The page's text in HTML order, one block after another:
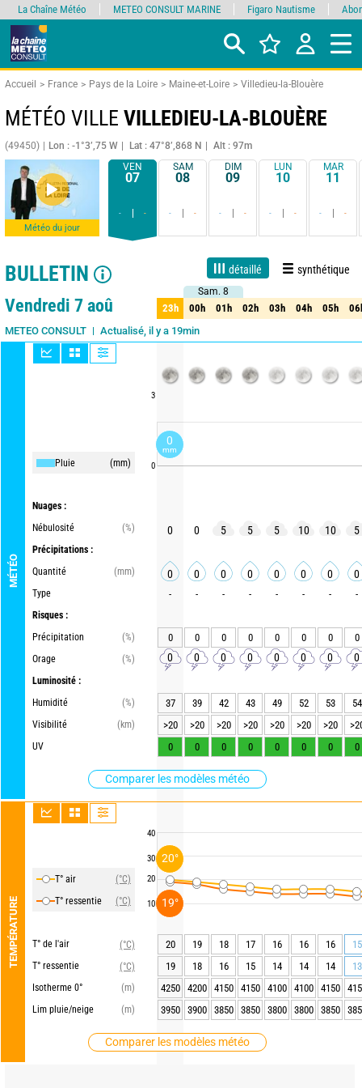
Accueil France Pays de la Loire Maine-et-Loire Villedieu-la-Blouère
MÉTÉO VILLE VILLEDIEU-LA-BLOUÈRE
(49450) Lon : -1°3’,75 W Lat : 47°8’,868 N Alt : 97m
Météo du jour
VEN
07
- -
SAM
08
- -
DIM
09
- -
LUN
10
- -
MAR
11
- -
BULLETIN détaillé synthétique
Live 1 jour 3 jours 15 jours Fiabilité 90%
Vendredi 7 aoû
METEO CONSULT Actualisé, il y a 19min
MÉTÉO
Pluie (mm)
Nuages :
Nébulosité
(%)
Précipitations :
Quantité
(mm)
Type
Risques :
Précipitation
(%)
Orage
(%)
Luminosité :
Humidité
(%)
Visibilité
(km)
UV
Comparer les modèles météo
TEMPÉRATURE
T° air
(°C)
T° ressentie
(°C)
T° de l'air
(°C)
T° ressentie
(°C)
Isotherme 0°
(m)
Lim pluie/neige
(m)
Comparer les modèles météo
3
0
40
30
20
10
Sam. 8
23h 00h 01h 02h 03h 04h 05h
Sam. 8
23h 00h 01h 02h 03h 04h 05h
0 0 5 5 5 10 10 5
0 0 0 0 0 0 0 0
- - - - - - - -
0 0 0 0 0 0 0 0
0 0 0 0 0 0 0 0
37 39 42 43 49 52 53
54
>20
>20 >20 >20 >20 >20 >20
0
0 0 0 0 0 0 0
20 19 18 17 16 16 16
15
19
18 16 15 14 14 14
13
4250
4200 4150 4150 4100 4100 4150
3950
3900 3850 3850 3800 3800 3850
La Chaîne Météo METEO CONSULT MARINE Figaro Nautisme
0
mm
20°
19°